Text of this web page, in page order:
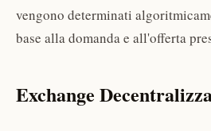
vengono determinati
base alla domanda e all'offerta
Exchange